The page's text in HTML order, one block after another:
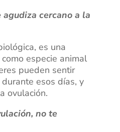
cercano a la
es una
especie animal
pueden sentir
esos días, y
ovulación.
no te